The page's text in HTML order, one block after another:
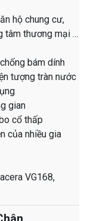
hộ chung cư,
tâm thương mại …
bám dính
tượng tràn nước
gian
cổ thấp
của nhiều gia
VG168,